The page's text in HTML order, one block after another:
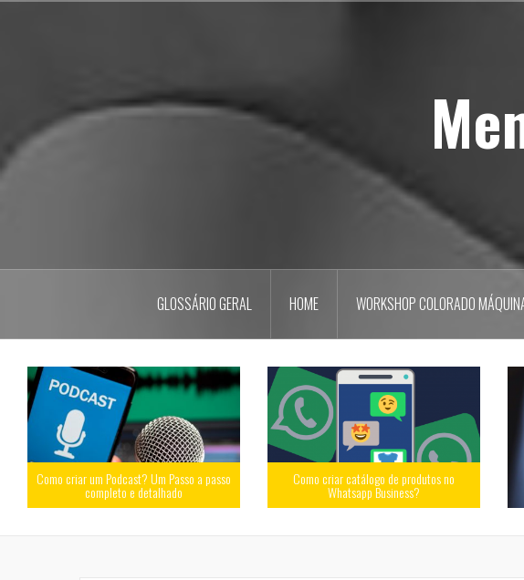
GLOSSÁRIO GERAL HOME WORKSHOP COLORADO
Como criar um Podcast? Um Passo a passo
completo e detalhado
Como criar catálogo de produtos no
Whatsapp Business?